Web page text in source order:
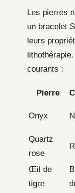
Les pierres
un bracelet
leurs
courants :
Pierre
Onyx
Quartz
rose
Œil de
tigre